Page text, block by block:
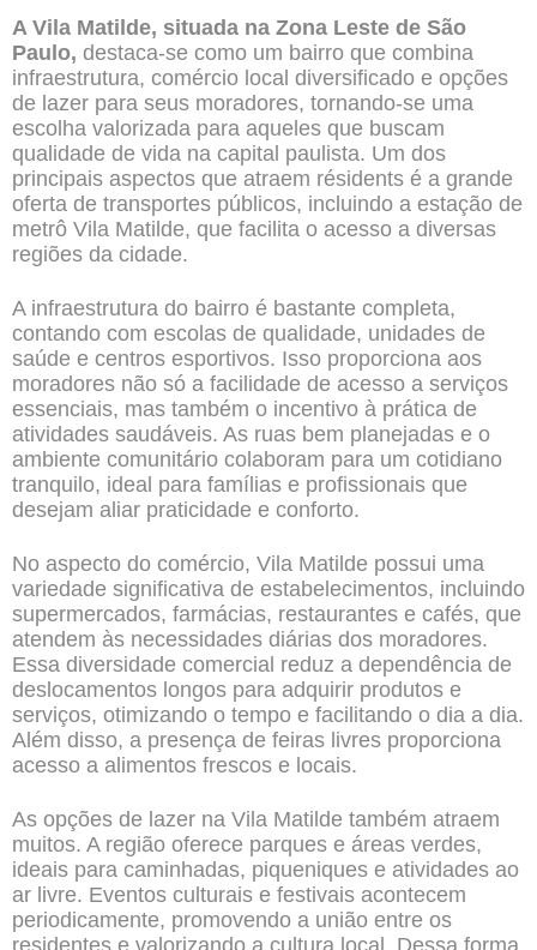
A Vila Matilde, situada na Zona Leste de São
Paulo, destaca-se como um bairro que combina
infraestrutura, comércio local diversificado e opções
de lazer para seus moradores, tornando-se uma
escolha valorizada para aqueles que buscam
qualidade de vida na capital paulista. Um dos
principais aspectos que atraem résidents é a grande
oferta de transportes públicos, incluindo a estação de
metrô Vila Matilde, que facilita o acesso a diversas
regiões da cidade.
A infraestrutura do bairro é bastante completa,
contando com escolas de qualidade, unidades de
saúde e centros esportivos. Isso proporciona aos
moradores não só a facilidade de acesso a serviços
essenciais, mas também o incentivo à prática de
atividades saudáveis. As ruas bem planejadas e o
ambiente comunitário colaboram para um cotidiano
tranquilo, ideal para famílias e profissionais que
desejam aliar praticidade e conforto.
No aspecto do comércio, Vila Matilde possui uma
variedade significativa de estabelecimentos, incluindo
supermercados, farmácias, restaurantes e cafés, que
atendem às necessidades diárias dos moradores.
Essa diversidade comercial reduz a dependência de
deslocamentos longos para adquirir produtos e
serviços, otimizando o tempo e facilitando o dia a dia.
Além disso, a presença de feiras livres proporciona
acesso a alimentos frescos e locais.
As opções de lazer na Vila Matilde também atraem
muitos. A região oferece parques e áreas verdes,
ideais para caminhadas, piqueniques e atividades ao
ar livre. Eventos culturais e festivais acontecem
periodicamente, promovendo a união entre os